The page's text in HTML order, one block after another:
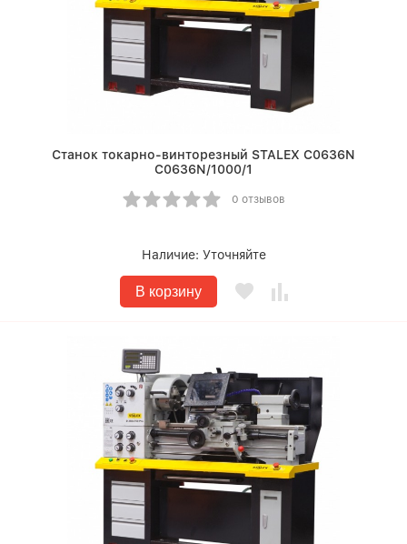
Станок токарно-винторезный STALEX C0636N
C0636N/1000/1
0 отзывов
Наличие: Уточняйте
В корзину